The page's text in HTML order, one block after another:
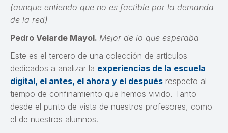
(aunque entiendo que no es factible por la demanda
de la red)
Pedro Velarde Mayol. Mejor de lo que esperaba
Este es el tercero de una colección de artículos
dedicados a analizar la experiencias de la escuela
digital, el antes, el ahora y el después respecto al
tiempo de confinamiento que hemos vivido. Tanto
desde el punto de vista de nuestros profesores, como
el de nuestros alumnos.